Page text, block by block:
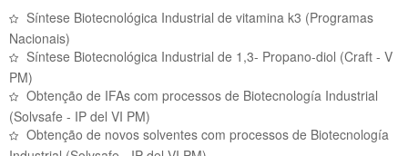
Síntese Biotecnológica Industrial de vitamina k3 (Programas
Nacionais)
Síntese Biotecnológica Industrial de 1,3- Propano-diol (Craft - V
PM)
Obtenção de IFAs com processos de Biotecnología Industrial
(Solvsafe - IP del VI PM)
Obtenção de novos solventes com processos de Biotecnología